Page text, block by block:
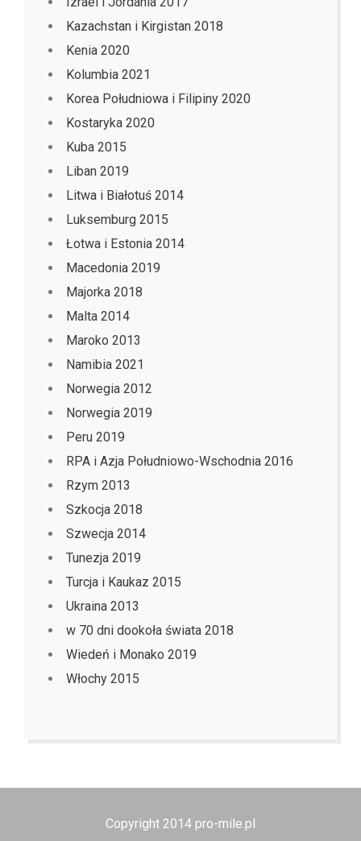
Kazachstan i Kirgistan 2018
Kenia 2020
Kolumbia 2021
Korea Południowa i Filipiny 2020
Kostaryka 2020
Kuba 2015
Liban 2019
Litwa i Białotuś 2014
Luksemburg 2015
Łotwa i Estonia 2014
Macedonia 2019
Majorka 2018
Malta 2014
Maroko 2013
Namibia 2021
Norwegia 2012
Norwegia 2019
Peru 2019
RPA i Azja Południowo-Wschodnia 2016
Rzym 2013
Szkocja 2018
Szwecja 2014
Tunezja 2019
Turcja i Kaukaz 2015
Ukraina 2013
w 70 dni dookoła świata 2018
Wiedeń i Monako 2019
Włochy 2015
Copyright 2014 pro-mile.pl